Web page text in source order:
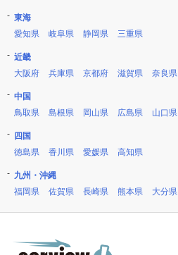
東海
愛知県
岐阜県 静岡県 三重県
近畿
大阪府
兵庫県 京都府 滋賀県 奈良県
中国
鳥取県
島根県 岡山県 広島県 山口県
四国
徳島県
香川県 愛媛県 高知県
九州・沖縄
福岡県
佐賀県 長崎県 熊本県 大分県